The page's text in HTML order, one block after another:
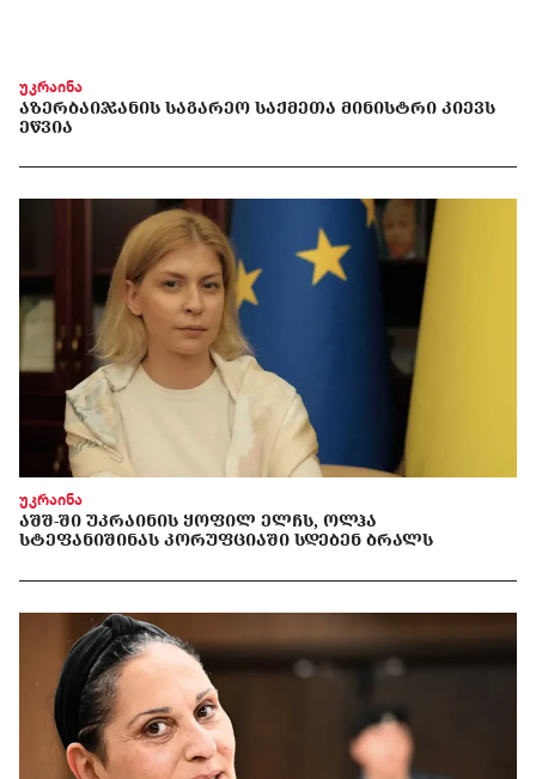
უკრაინა
ᲐᲖᲔᲠᲑᲐᲘᲯᲐᲜᲘᲡ ᲡᲐᲒᲐᲠᲔᲝ ᲡᲐᲥᲛᲔᲗᲐ ᲛᲘᲜᲘᲡᲢᲠᲘ ᲙᲘᲔᲕᲡ
ᲔᲬᲕᲘᲐ
უკრაინა
ᲐᲨᲨ-ᲨᲘ ᲣᲙᲠᲐᲘᲜᲘᲡ ᲧᲝᲤᲘᲚ ᲔᲚᲩᲡ, ᲝᲚᲰᲐ
ᲡᲢᲔᲤᲐᲜᲘᲨᲘᲜᲐᲡ ᲙᲝᲠᲣᲤᲪᲘᲐᲨᲘ ᲡᲓᲔᲑᲔᲜ ᲑᲠᲐᲚᲡ